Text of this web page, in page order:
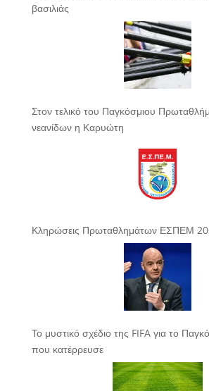
βασιλιάς
Στον τελικό του Παγκόσμιου
νεανίδων η Καρυώτη
Κληρώσεις Πρωταθλημάτων ΕΣΠΕΜ
Το μυστικό σχέδιο της FIFA για το
που κατέρρευσε